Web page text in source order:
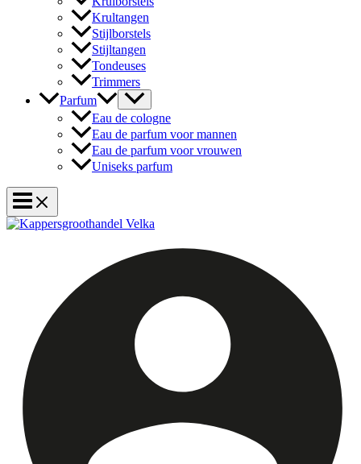
Krultangen
Stijlborstels
Stijltangen
Tondeuses
Trimmers
Parfum
Eau de cologne
Eau de parfum voor mannen
Eau de parfum voor vrouwen
Uniseks parfum